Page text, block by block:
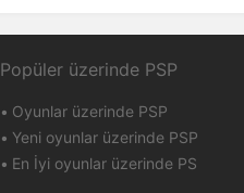
Popüler üzerinde PSP
Oyunlar üzerinde PSP
Yeni oyunlar üzerinde PSP
En İyi oyunlar üzerinde PS